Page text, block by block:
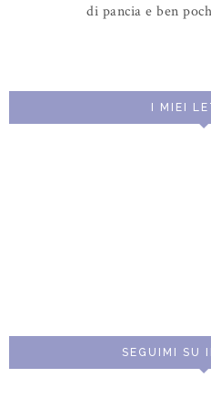
di pancia e ben
I MIEI
SEGUIMI SU